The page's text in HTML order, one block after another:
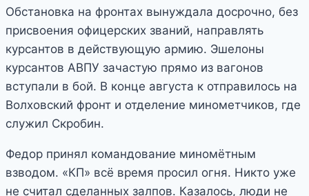
Обстановка на фронтах вынуждала досрочно, без
присвоения офицерских званий, направлять
курсантов в действующую армию. Эшелоны
курсантов АВПУ зачастую прямо из вагонов
вступали в бой. В конце августа к отправилось на
Волховский фронт и отделение минометчиков, где
служил Скробин.
Федор принял командование миномётным
взводом. «КП» всё время просил огня. Никто уже
не считал сделанных залпов. Казалось, люди не